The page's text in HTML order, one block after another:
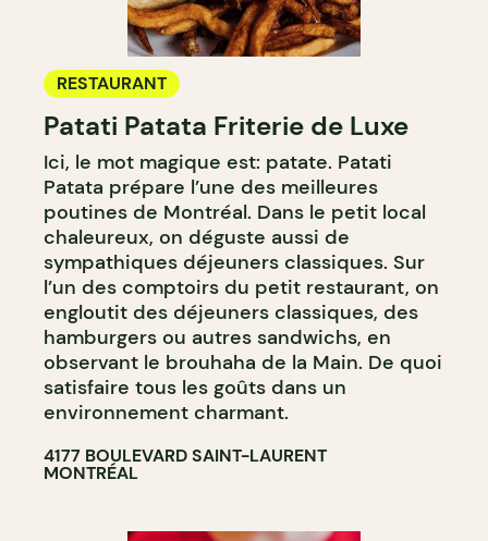
RESTAURANT
Patati Patata Friterie de Luxe
Ici, le mot magique est: patate. Patati
Patata prépare l’une des meilleures
poutines de Montréal. Dans le petit local
chaleureux, on déguste aussi de
sympathiques déjeuners classiques. Sur
l’un des comptoirs du petit restaurant, on
engloutit des déjeuners classiques, des
hamburgers ou autres sandwichs, en
observant le brouhaha de la Main. De quoi
satisfaire tous les goûts dans un
environnement charmant.
4177 BOULEVARD SAINT-LAURENT
MONTRÉAL